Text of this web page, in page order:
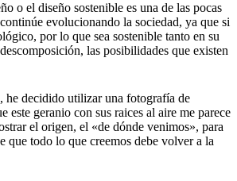
o el diseño sostenible es una de las pocas
evolucionando la sociedad, ya que si
por lo que sea sostenible tanto en su
las posibilidades que existen
he decidido utilizar una fotografía de
este geranio con sus raices al aire me parece
el origen, el «de dónde venimos», para
que todo lo que creemos debe volver a la